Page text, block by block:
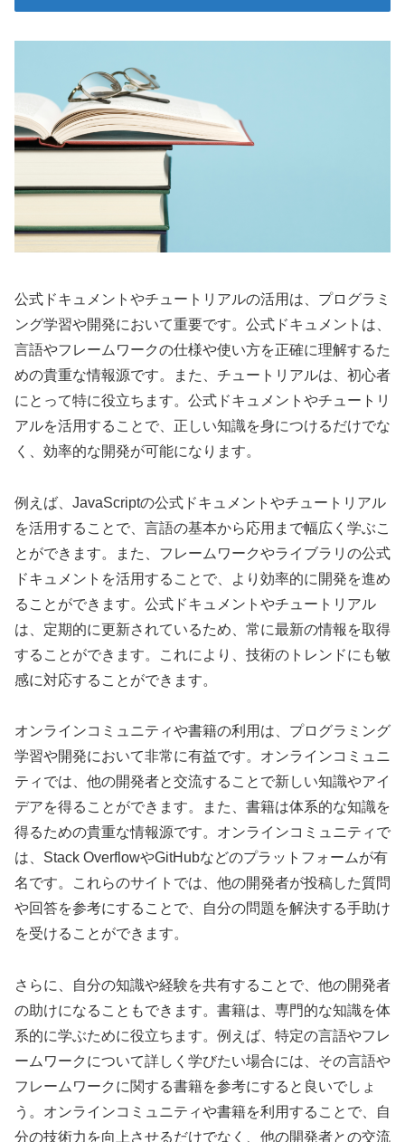
公式ドキュメントやチュートリアルの活用は、プログラミ
ング学習や開発において重要です。公式ドキュメントは、
言語やフレームワークの仕様や使い方を正確に理解するた
めの貴重な情報源です。また、チュートリアルは、初心者
にとって特に役立ちます。公式ドキュメントやチュートリ
アルを活用することで、正しい知識を身につけるだけでな
く、効率的な開発が可能になります。
例えば、JavaScriptの公式ドキュメントやチュートリアル
を活用することで、言語の基本から応用まで幅広く学ぶこ
とができます。また、フレームワークやライブラリの公式
ドキュメントを活用することで、より効率的に開発を進め
ることができます。公式ドキュメントやチュートリアル
は、定期的に更新されているため、常に最新の情報を取得
することができます。これにより、技術のトレンドにも敏
感に対応することができます。
オンラインコミュニティや書籍の利用は、プログラミング
学習や開発において非常に有益です。オンラインコミュニ
ティでは、他の開発者と交流することで新しい知識やアイ
デアを得ることができます。また、書籍は体系的な知識を
得るための貴重な情報源です。オンラインコミュニティで
は、Stack OverflowやGitHubなどのプラットフォームが有
名です。これらのサイトでは、他の開発者が投稿した質問
や回答を参考にすることで、自分の問題を解決する手助け
を受けることができます。
さらに、自分の知識や経験を共有することで、他の開発者
の助けになることもできます。書籍は、専門的な知識を体
系的に学ぶために役立ちます。例えば、特定の言語やフレ
ームワークについて詳しく学びたい場合には、その言語や
フレームワークに関する書籍を参考にすると良いでしょ
う。オンラインコミュニティや書籍を利用することで、自
分の技術力を向上させるだけでなく、他の開発者との交流